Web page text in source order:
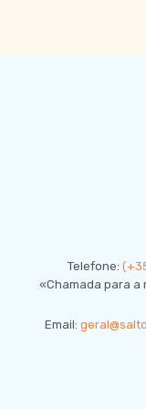
Telefone:
«Chamada para a
Email: